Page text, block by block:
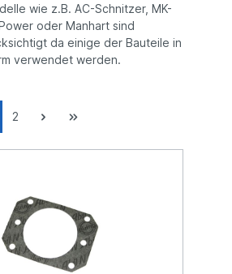
wie z.B. AC-Schnitzer, MK-
oder Manhart sind
da einige der Bauteile in
verwendet werden.
2